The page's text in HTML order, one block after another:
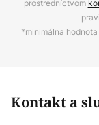
prostredníctvom
*minimálna
Kontakt a